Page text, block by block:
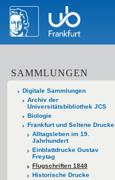
SAMMLUNGEN
Digitale Sammlungen
Archiv der
Universitätsbibliothek JCS
Biologie
Frankfurt und Seltene Drucke
Alltagsleben im 19.
Jahrhundert
Einblattdrucke Gustav
Freytag
Flugschriften 1848
Historische Drucke